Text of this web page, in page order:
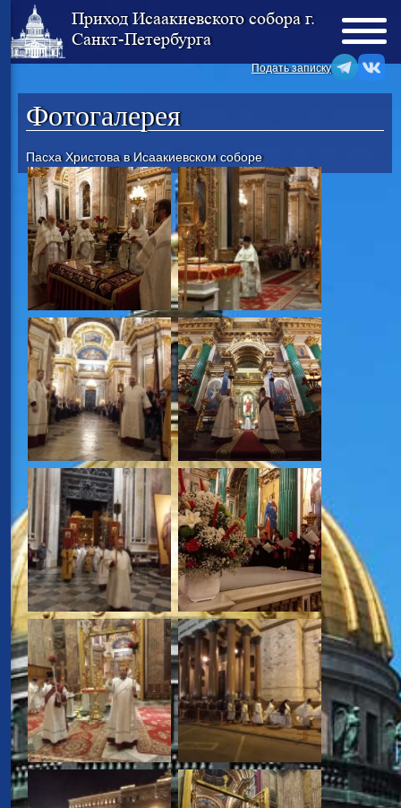
Приход Исаакиевского собора г.
Санкт-Петербурга
Подать записку
Фотогалерея
Пасха Христова в Исаакиевском соборе